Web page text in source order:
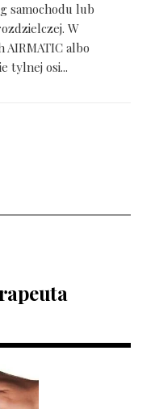
samochodu lub
W
albo
tylnej osi...